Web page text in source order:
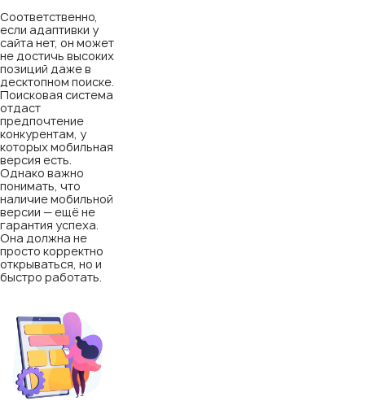
Соответственно,
если адаптивки у
сайта нет, он может
не достичь высоких
позиций даже в
десктопном поиске.
Поисковая система
отдаст
предпочтение
конкурентам, у
которых мобильная
версия есть.
Однако важно
понимать, что
наличие мобильной
версии — ещё не
гарантия успеха.
Она должна не
просто корректно
открываться, но и
быстро работать.